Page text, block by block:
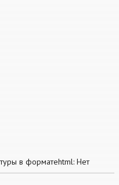
в форматеhtml: Нет